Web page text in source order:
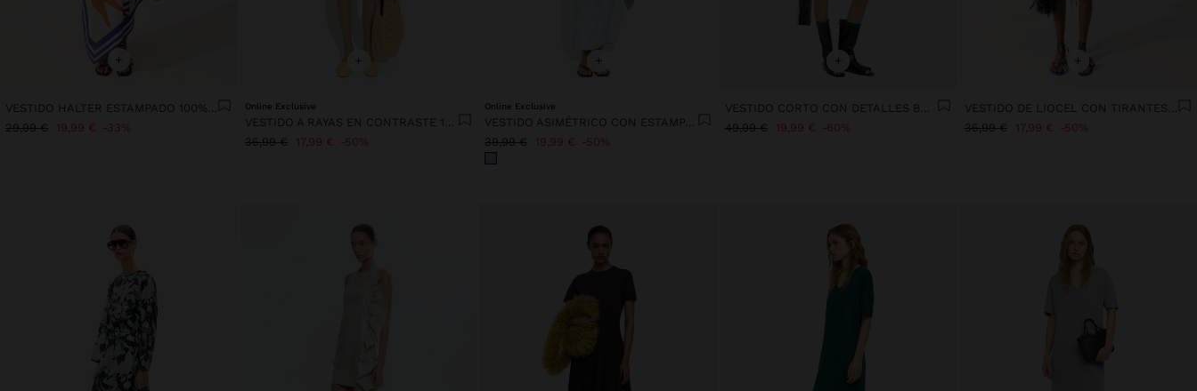
+
VESTIDO HALTER ESTAMPADO 100% ALGODÓN
29,99 € 19,99 € 33%
+
Online Exclusive
VESTIDO A RAYAS EN CONTRASTE 100% LYOCELL
35,99 € 17,99 € 50%
+
Online Exclusive
VESTIDO ASIMÉTRICO CON ESTAMPADO FLORAL
39,99 € 19,99 € 50%
+
VESTIDO CORTO CON DETALLES BRILLANTES
49,99 € 19,99 € 60%
+
VESTIDO DE LIOCEL CON TIRANTES ASIMÉTRICOS
35,99 € 17,99 € 50%